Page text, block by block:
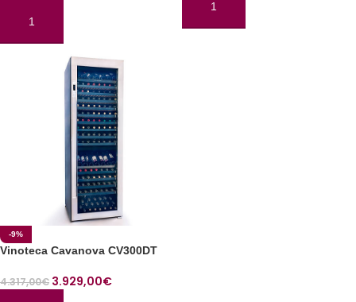
AÑADIR AL CARRITO
AÑADIR AL CARRITO
-9%
Vinoteca Cavanova CV300DT
4.317,00€ 3.929,00€